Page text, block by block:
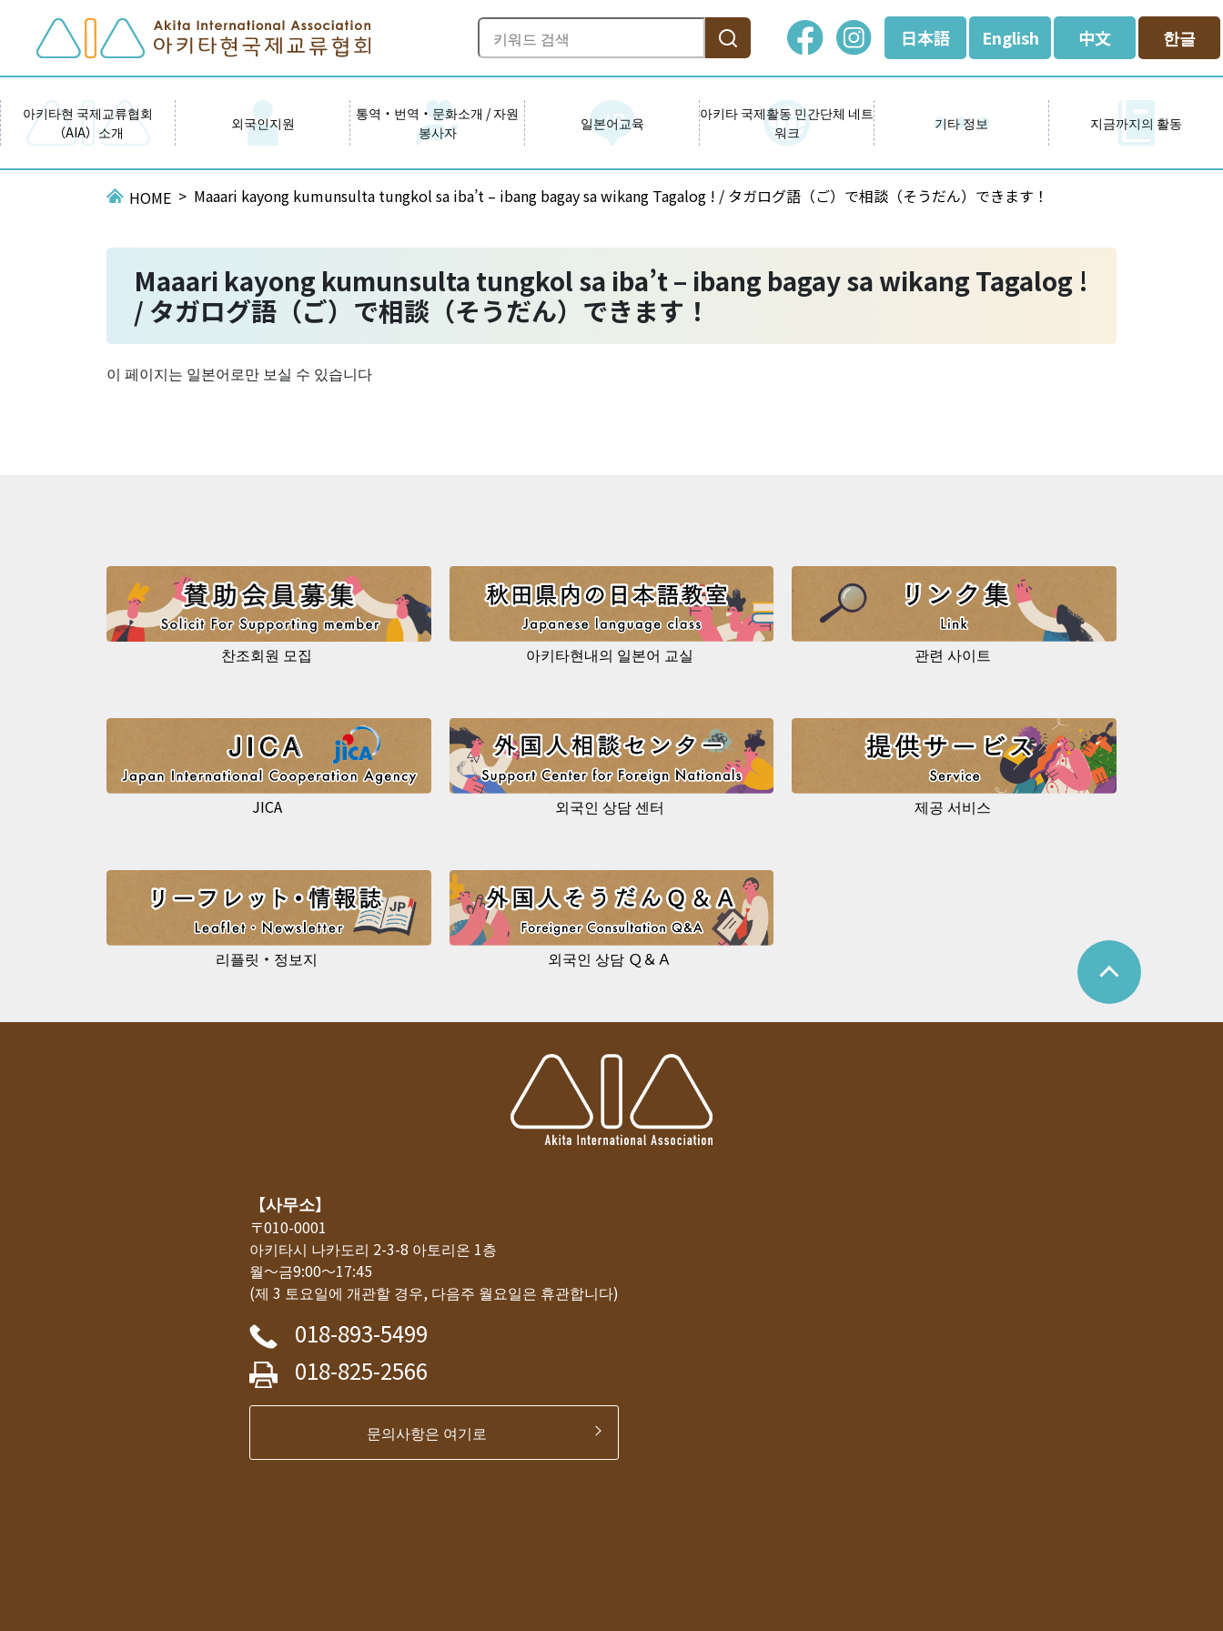
日本語 English 中文 한글
아키타현 국제교류협회
（AIA）소개
외국인지원
통역・번역・문화소개 / 자원
봉사자
일본어교육
아키타 국제활동 민간단체 네트
워크
기타 정보 지금까지의 활동
HOME Maaari kayong kumunsulta tungkol sa iba’t – ibang bagay sa wikang Tagalog ! / タガログ語（ご）で相談（そうだん）できます！
Maaari kayong kumunsulta tungkol sa iba’t – ibang bagay sa wikang Tagalog !
/ タガログ語（ご）で相談（そうだん）できます！
이 페이지는 일본어로만 보실 수 있습니다
찬조회원 모집 아키타현내의 일본어 교실 관련 사이트
JICA 외국인 상담 센터 제공 서비스
리플릿・정보지 외국인 상담 Ｑ＆Ａ
【사무소】
〒010-0001
아키타시 나카도리 2-3-8 아토리온 1층
월～금9:00～17:45
(제 3 토요일에 개관할 경우, 다음주 월요일은 휴관합니다)
018-893-5499
018-825-2566
문의사항은 여기로